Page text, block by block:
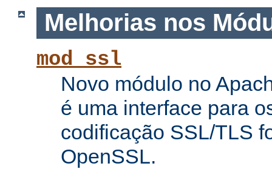
Melhorias nos
mod_ssl
Novo módulo no
é uma interface para
codificação SSL/TLS
OpenSSL.